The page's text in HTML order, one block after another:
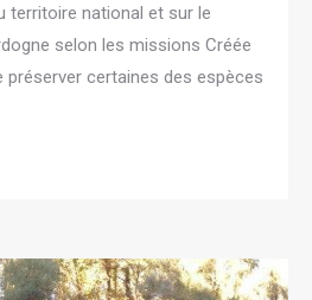
territoire national et sur le
selon les missions Créée
préserver certaines des espèces